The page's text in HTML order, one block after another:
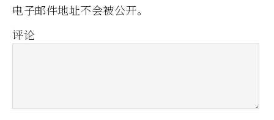
电子邮件地址不会被公开。
评论